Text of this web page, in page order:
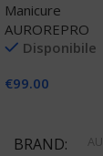
Manicure
AUROREPRO
Disponibile
€99.00
BRAND